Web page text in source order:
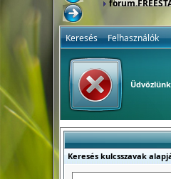
Keresés Felhasználók
Keresés kulcsszavak